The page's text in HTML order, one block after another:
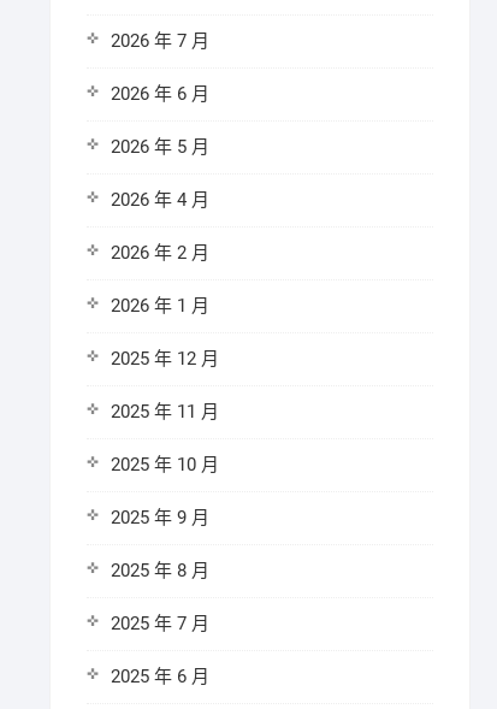
2026 年 7 月
2026 年 6 月
2026 年 5 月
2026 年 4 月
2026 年 2 月
2026 年 1 月
2025 年 12 月
2025 年 11 月
2025 年 10 月
2025 年 9 月
2025 年 8 月
2025 年 7 月
2025 年 6 月